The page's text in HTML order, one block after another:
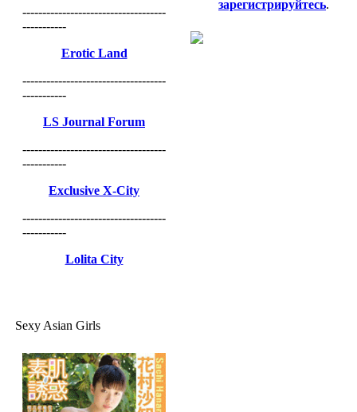
------------------------------------
-----------
Erotic Land
------------------------------------
-----------
LS Journal Forum
------------------------------------
-----------
Exclusive X-City
------------------------------------
-----------
Lolita City
Sexy Asian Girls
зарегистрируйтесь.